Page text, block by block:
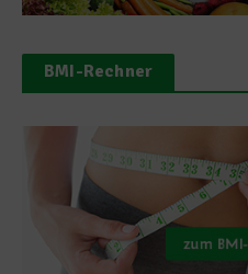
BMI-Rechner